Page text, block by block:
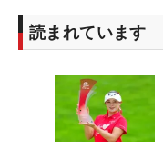
読まれています